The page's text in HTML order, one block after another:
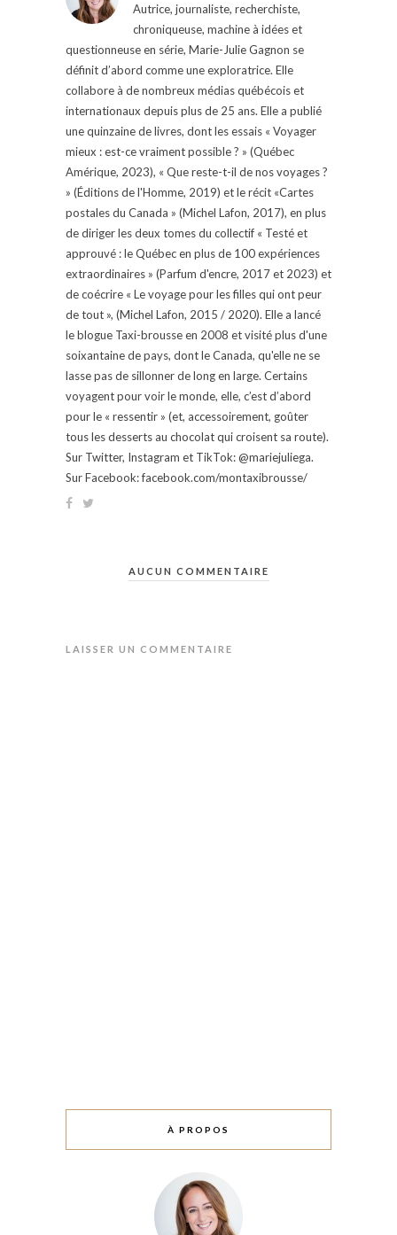
Autrice, journaliste, recherchiste,
chroniqueuse, machine à idées et
questionneuse en série, Marie-Julie Gagnon se
définit d’abord comme une exploratrice. Elle
collabore à de nombreux médias québécois et
internationaux depuis plus de 25 ans. Elle a publié
une quinzaine de livres, dont les essais « Voyager
mieux : est-ce vraiment possible ? » (Québec
Amérique, 2023), « Que reste-t-il de nos voyages ?
» (Éditions de l'Homme, 2019) et le récit «Cartes
postales du Canada » (Michel Lafon, 2017), en plus
de diriger les deux tomes du collectif « Testé et
approuvé : le Québec en plus de 100 expériences
extraordinaires » (Parfum d'encre, 2017 et 2023) et
de coécrire « Le voyage pour les filles qui ont peur
de tout », (Michel Lafon, 2015 / 2020). Elle a lancé
le blogue Taxi-brousse en 2008 et visité plus d'une
soixantaine de pays, dont le Canada, qu'elle ne se
lasse pas de sillonner de long en large. Certains
voyagent pour voir le monde, elle, c’est d’abord
pour le « ressentir » (et, accessoirement, goûter
tous les desserts au chocolat qui croisent sa route).
Sur Twitter, Instagram et TikTok: @mariejuliega.
Sur Facebook: facebook.com/montaxibrousse/
AUCUN COMMENTAIRE
LAISSER UN COMMENTAIRE
À PROPOS